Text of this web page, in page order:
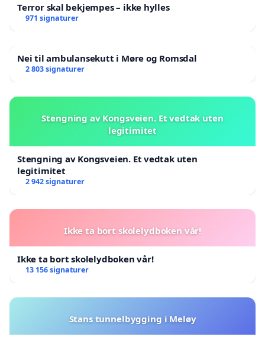
Terror skal bekjempes – ikke hylles
971 signaturer
Nei til ambulansekutt i Møre og Romsdal
2 803 signaturer
Stengning av Kongsveien. Et vedtak uten
legitimitet
Stengning av Kongsveien. Et vedtak uten
legitimitet
2 942 signaturer
Ikke ta bort skolelydboken vår!
Ikke ta bort skolelydboken vår!
13 156 signaturer
Stans tunnelbygging i Meløy